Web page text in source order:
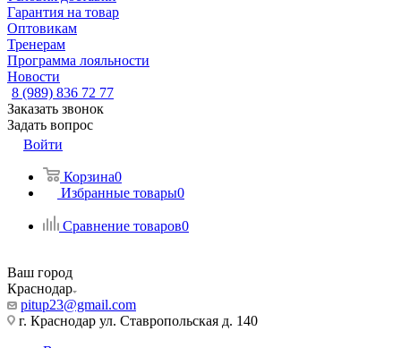
Гарантия на товар
Оптовикам
Тренерам
Программа лояльности
Новости
8 (989) 836 72 77
Заказать звонок
Задать вопрос
Войти
Корзина0
Избранные товары0
Сравнение товаров0
Ваш город
Краснодар
pitup23@gmail.com
г. Краснодар ул. Ставропольская д. 140